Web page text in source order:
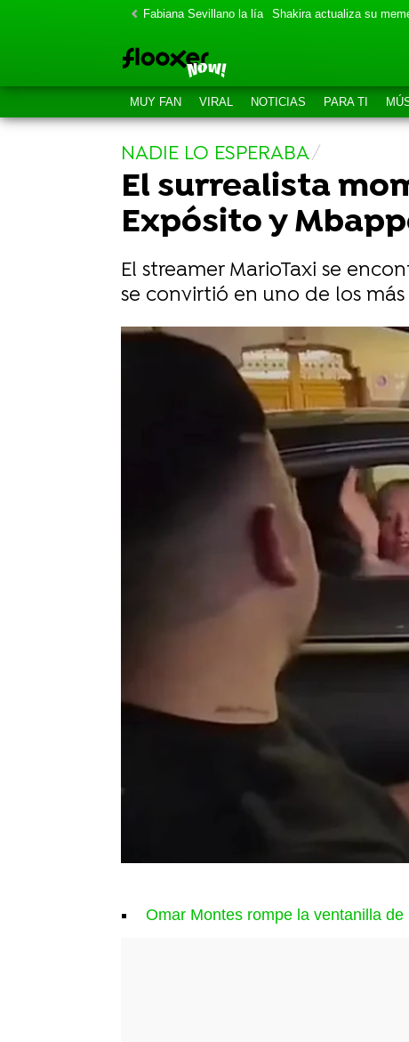
Fabiana Sevillano la lía Shakira actualiza su
MUY FAN VIRAL NOTICIAS PARA TI
NADIE LO ESPERABA
El surrealista
Expósito y
El streamer MarioTaxi se
se convirtió en uno de los
Omar Montes rompe la ventanilla